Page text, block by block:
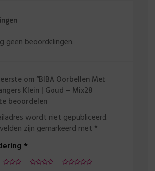
geen beoordelingen.
om “BIBA Oorbellen Met
Klein | Goud – Mix28
beoordelen
wordt niet gepubliceerd.
zijn gemarkeerd met *
*